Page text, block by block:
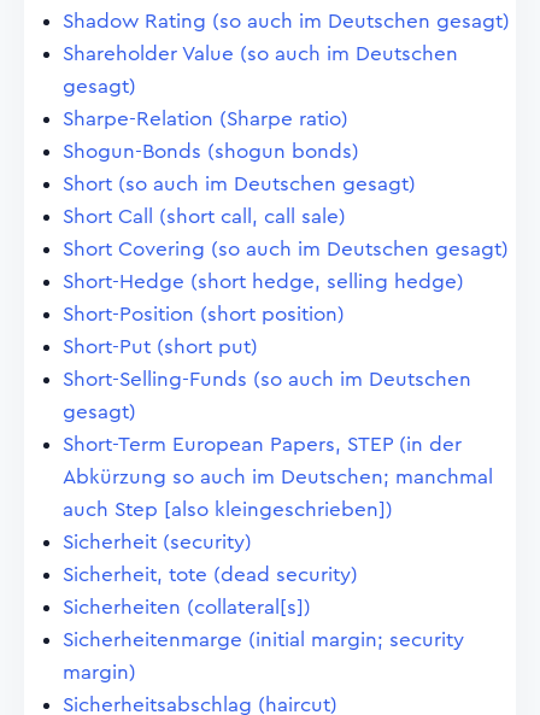
Shadow Rating (so auch im Deutschen gesagt)
Shareholder Value (so auch im Deutschen
gesagt)
Sharpe-Relation (Sharpe ratio)
Shogun-Bonds (shogun bonds)
Short (so auch im Deutschen gesagt)
Short Call (short call, call sale)
Short Covering (so auch im Deutschen gesagt)
Short-Hedge (short hedge, selling hedge)
Short-Position (short position)
Short-Put (short put)
Short-Selling-Funds (so auch im Deutschen
gesagt)
Short-Term European Papers, STEP (in der
Abkürzung so auch im Deutschen; manchmal
auch Step [also kleingeschrieben])
Sicherheit (security)
Sicherheit, tote (dead security)
Sicherheiten (collateral[s])
Sicherheitenmarge (initial margin; security
margin)
Sicherheitsabschlag (haircut)